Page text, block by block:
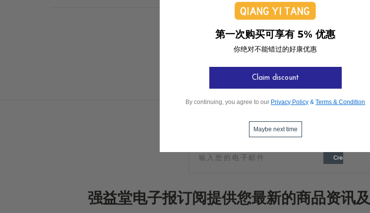
强益堂电子报订阅提供您最新的商品资讯
第一次购买可享有 5% 优惠
你绝对不能错过的好康优惠
Claim discount
By continuing, you agree to our Privacy Policy &Terms & Condition
Maybe next time